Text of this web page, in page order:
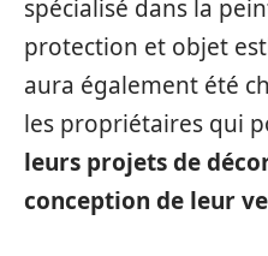
spécialisé dans la
protection et objet
aura également été
les propriétaires qui
leurs projets de
conception de leur